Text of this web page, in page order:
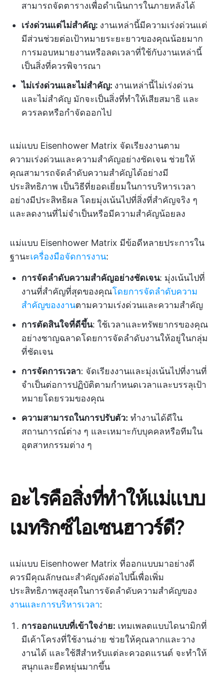
สามารถจัดตารางเพื่อดำเนินการในภายหลังได้
เร่งด่วนแต่ไม่สำคัญ: งานเหล่านี้มีความเร่งด่วนแต่
มีส่วนช่วยต่อเป้าหมายระยะยาวของคุณน้อยมาก
การมอบหมายงานหรือลดเวลาที่ใช้กับงานเหล่านี้
เป็นสิ่งที่ควรพิจารณา
ไม่เร่งด่วนและไม่สำคัญ: งานเหล่านี้ไม่เร่งด่วน
และไม่สำคัญ มักจะเป็นสิ่งที่ทำให้เสียสมาธิ และ
ควรลดหรือกำจัดออกไป
แม่แบบ Eisenhower Matrix จัดเรียงงานตาม
ความเร่งด่วนและความสำคัญอย่างชัดเจน ช่วยให้
คุณสามารถจัดลำดับความสำคัญได้อย่างมี
ประสิทธิภาพ เป็นวิธีที่ยอดเยี่ยมในการบริหารเวลา
อย่างมีประสิทธิผล โดยมุ่งเน้นไปที่สิ่งที่สำคัญจริง ๆ
และลดงานที่ไม่จำเป็นหรือมีความสำคัญน้อยลง
แม่แบบ Eisenhower Matrix มีข้อดีหลายประการใน
ฐานะเครื่องมือจัดการงาน:
การจัดลำดับความสำคัญอย่างชัดเจน: มุ่งเน้นไปที่
งานที่สำคัญที่สุดของคุณโดยการจัดลำดับความ
สำคัญของงานตามความเร่งด่วนและความสำคัญ
การตัดสินใจที่ดีขึ้น: ใช้เวลาและทรัพยากรของคุณ
อย่างชาญฉลาดโดยการจัดลำดับงานให้อยู่ในกลุ่ม
ที่ชัดเจน
การจัดการเวลา: จัดเรียงงานและมุ่งเน้นไปที่งานที่
จำเป็นต่อการปฏิบัติตามกำหนดเวลาและบรรลุเป้า
หมายโดยรวมของคุณ
ความสามารถในการปรับตัว: ทำงานได้ดีใน
สถานการณ์ต่าง ๆ และเหมาะกับบุคคลหรือทีมใน
อุตสาหกรรมต่าง ๆ
อะไรคือสิ่งที่ทำให้แม่แบบ
เมทริกซ์ไอเซนฮาวร์ดี?
แม่แบบ Eisenhower Matrix ที่ออกแบบมาอย่างดี
ควรมีคุณลักษณะสำคัญดังต่อไปนี้เพื่อเพิ่ม
ประสิทธิภาพสูงสุดในการจัดลำดับความสำคัญของ
งานและการบริหารเวลา:
การออกแบบที่เข้าใจง่าย: เทมเพลตแบบไดนามิกที่
มีเค้าโครงที่ใช้งานง่าย ช่วยให้คุณลากและวาง
งานได้ และใช้สีสำหรับแต่ละควอดแรนต์ จะทำให้
สนุกและยืดหยุ่นมากขึ้น